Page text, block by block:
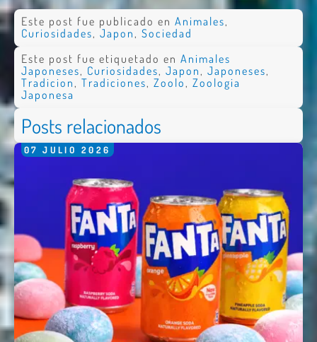
Este post fue publicado en Animales,
Curiosidades, Japon, Sociedad
Este post fue etiquetado en Animales
Japoneses, Curiosidades, Japon, Japoneses,
Tradicion, Tradiciones, Zoolo, Zoologia
Japonesa
Posts relacionados
07 JULIO 2026